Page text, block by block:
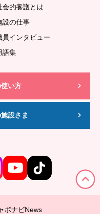
会的養護とは
設の仕事
員インタビュー
語集
い方
設さま
ボナビNews